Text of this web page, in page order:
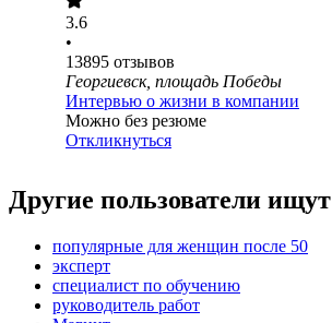
3.6
•
13895 отзывов
Георгиевск, площадь Победы
Интервью о жизни в компании
Можно без резюме
Откликнуться
Другие пользователи ищут
популярные для женщин после 50
эксперт
специалист по обучению
руководитель работ